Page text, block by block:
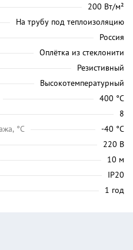
200 Вт/м²
На трубу под теплоизоляцию
Россия
Оплётка из стеклонити
Резистивный
Высокотемпературный
400 °C
8
°C
-40 °C
220 В
10 м
IP20
1 год